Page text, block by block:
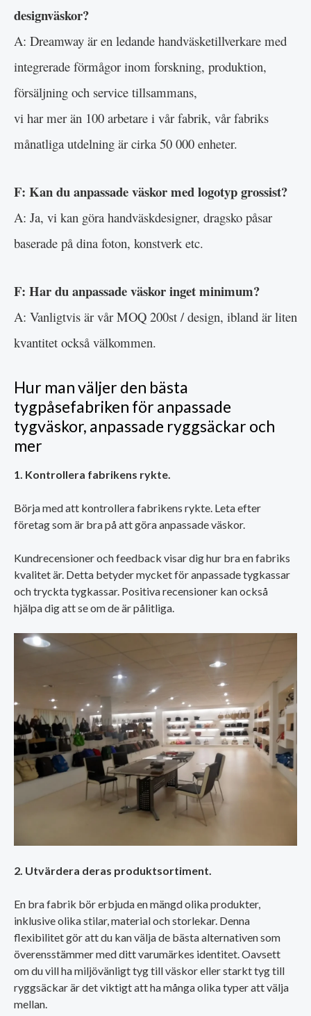
designväskor?
A: Dreamway är en ledande handväsketillverkare med
integrerade förmågor inom forskning, produktion,
försäljning och service tillsammans,
vi har mer än 100 arbetare i vår fabrik, vår fabriks
månatliga utdelning är cirka 50 000 enheter.
F: Kan du anpassade väskor med logotyp grossist?
A: Ja, vi kan göra handväskdesigner, dragsko påsar
baserade på dina foton, konstverk etc.
F: Har du anpassade väskor inget minimum?
A: Vanligtvis är vår MOQ 200st / design, ibland är liten
kvantitet också välkommen.
Hur man väljer den bästa
tygpåsefabriken för anpassade
tygväskor, anpassade ryggsäckar och
mer
1. Kontrollera fabrikens rykte.
Börja med att kontrollera fabrikens rykte. Leta efter
företag som är bra på att göra anpassade väskor.
Kundrecensioner och feedback visar dig hur bra en fabriks
kvalitet är. Detta betyder mycket för anpassade tygkassar
och tryckta tygkassar. Positiva recensioner kan också
hjälpa dig att se om de är pålitliga.
2. Utvärdera deras produktsortiment.
En bra fabrik bör erbjuda en mängd olika produkter,
inklusive olika stilar, material och storlekar. Denna
flexibilitet gör att du kan välja de bästa alternativen som
överensstämmer med ditt varumärkes identitet. Oavsett
om du vill ha miljövänligt tyg till väskor eller starkt tyg till
ryggsäckar är det viktigt att ha många olika typer att välja
mellan.